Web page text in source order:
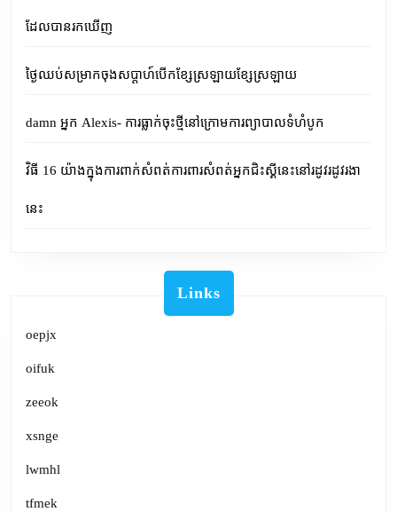
ដែលបានរកឃើញ
ថ្ងៃឈប់សម្រាកចុងសប្តាហ៍បើកខ្សែស្រឡាយខ្សែស្រឡាយ
damn អ្នក Alexis- ការធ្លាក់ចុះថ្មីនៅក្រោមការព្យាបាលទំហំបូក
វិធី 16 យ៉ាងក្នុងការពាក់សំពត់ការពារសំពត់អ្នកជិះស្គីនេះនៅរដូវរដូវរងា
នេះ
Links
oepjx
oifuk
zeeok
xsnge
lwmhl
tfmek